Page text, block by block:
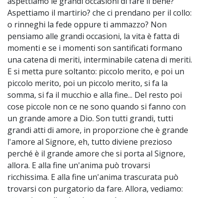
Aspettiamo il martirio? che ci prendano per il collo:
o rinneghi la fede oppure ti ammazzo? Non
pensiamo alle grandi occasioni, la vita è fatta di
momenti e se i momenti son santificati formano
una catena di meriti, interminabile catena di meriti.
E si metta pure soltanto: piccolo merito, e poi un
piccolo merito, poi un piccolo merito, si fa la
somma, si fa il mucchio e alla fine... Del resto poi
cose piccole non ce ne sono quando si fanno con
un grande amore a Dio. Son tutti grandi, tutti
grandi atti di amore, in proporzione che è grande
l'amore al Signore, eh, tutto diviene prezioso
perché è il grande amore che si porta al Signore,
allora. E alla fine un'anima può trovarsi
ricchissima. E alla fine un'anima trascurata può
trovarsi con purgatorio da fare. Allora, vediamo: